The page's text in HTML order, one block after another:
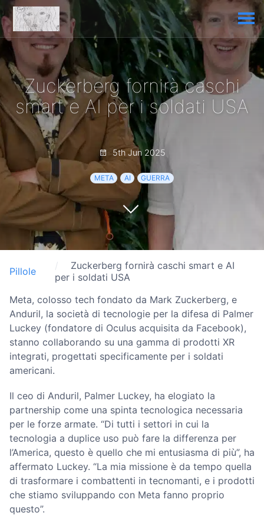
Zuckerberg fornirà caschi
smart e AI per i soldati USA
5th Jun 2025
META AI GUERRA
Pillole
Zuckerberg fornirà caschi smart e AI
per i soldati USA
Meta, colosso tech fondato da Mark Zuckerberg, e
Anduril, la società di tecnologie per la difesa di Palmer
Luckey (fondatore di Oculus acquisita da Facebook),
stanno collaborando su una gamma di prodotti XR
integrati, progettati specificamente per i soldati
americani.
Il ceo di Anduril, Palmer Luckey, ha elogiato la
partnership come una spinta tecnologica necessaria
per le forze armate. “Di tutti i settori in cui la
tecnologia a duplice uso può fare la differenza per
l’America, questo è quello che mi entusiasma di più”, ha
affermato Luckey. “La mia missione è da tempo quella
di trasformare i combattenti in tecnomanti, e i prodotti
che stiamo sviluppando con Meta fanno proprio
questo”.